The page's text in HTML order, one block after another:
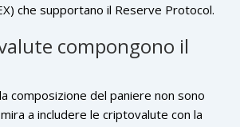
che supportano il Reserve Protocol.
compongono il
composizione del paniere non sono
a includere le criptovalute con la